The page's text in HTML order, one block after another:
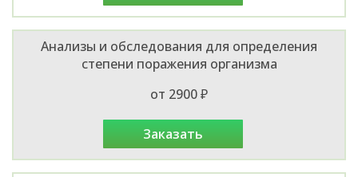
Анализы и обследования для определения
степени поражения организма
от 2900 ₽
заказать